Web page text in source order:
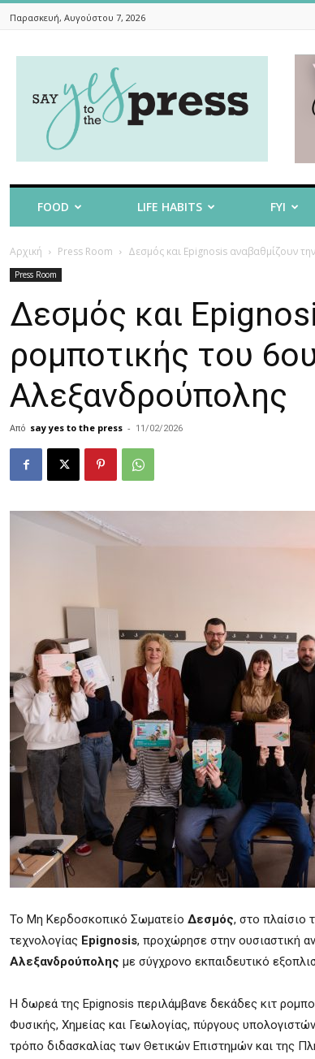
Παρασκευή, Αυγούστου 7, 2026
To
The
FOOD LIFE HABITS FYI
Αρχική Press Room Δεσμός και Epignosis αναβαθμίζουν
Press Room
Δεσμός και
ρομποτικής του
Αλεξανδρούπολης
Από say yes to the press - 11/02/2026
Το Μη Κερδοσκοπικό Σωματείο Δεσμός, στο πλαίσιο
τεχνολογίας Epignosis, προχώρησε στην ουσιαστική
Αλεξανδρούπολης με σύγχρονο εκπαιδευτικό
Η δωρεά της Epignosis περιλάμβανε δεκάδες κιτ
Φυσικής, Χημείας και Γεωλογίας, πύργους
τρόπο διδασκαλίας των Θετικών Επιστημών και της